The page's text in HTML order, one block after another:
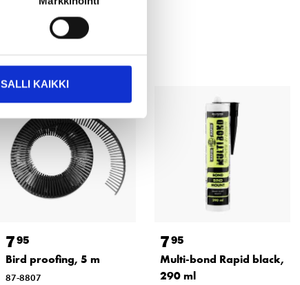
SALLI KAIKKI
795
Bird proofing, 5 m
87-8807
795
Multi-bond Rapid black,
290 ml